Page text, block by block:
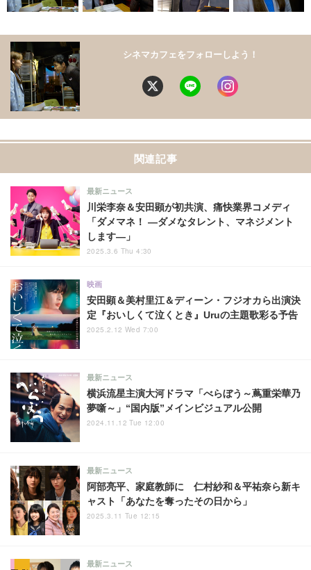
シネマカフェをフォローしよう！
関連記事
川栄李奈＆安田顕が初共演、痛快業界コメディ
「ダメマネ！ ―ダメなタレント、マネジメント
します―」
最新ニュース
2025.3.6 Thu 4:30
安田顕＆美村里江＆ディーン・フジオカら出演決
定『おいしくて泣くとき』Uruの主題歌彩る予告
映画
2025.2.12 Wed 7:00
横浜流星主演大河ドラマ「べらぼう～蔦重栄華乃
夢噺～」“国内版”メインビジュアル公開
最新ニュース
2024.11.12 Tue 12:00
阿部亮平、家庭教師に 仁村紗和＆平祐奈ら新キ
ャスト「あなたを奪ったその日から」
最新ニュース
2025.3.11 Tue 12:15
最新ニュース